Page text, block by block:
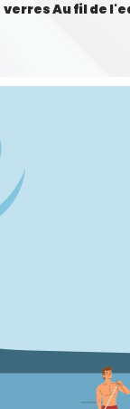
verres Au fil de